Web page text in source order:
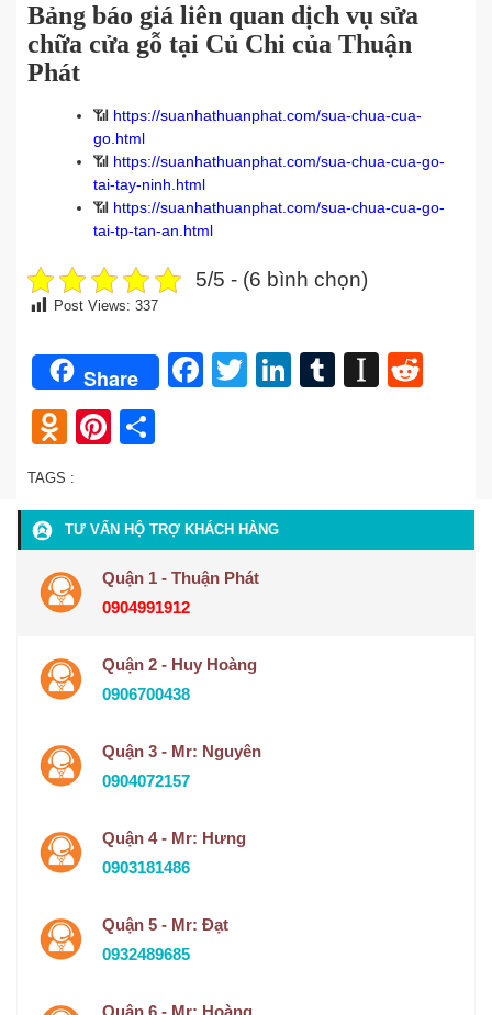
Bảng báo giá liên quan dịch vụ sửa
chữa cửa gỗ tại Củ Chi của Thuận
Phát
📶 https://suanhathuanphat.com/sua-chua-cua-
go.html
📶 https://suanhathuanphat.com/sua-chua-cua-go-
tai-tay-ninh.html
📶 https://suanhathuanphat.com/sua-chua-cua-go-
tai-tp-tan-an.html
5/5 - (6 bình chọn)
Post Views: 337
Share Facebook
TwitterLinkedIn
Tumblr
Odnoklassniki
Pinterest
TAGS :
TƯ VẤN HỘ TRỢ KHÁCH HÀNG
Quận 1 - Thuận Phát
0904991912
Quận 2 - Huy Hoàng
0906700438
Quận 3 - Mr: Nguyên
0904072157
Quận 4 - Mr: Hưng
0903181486
Quận 5 - Mr: Đạt
0932489685
Quận 6 - Mr: Hoàng